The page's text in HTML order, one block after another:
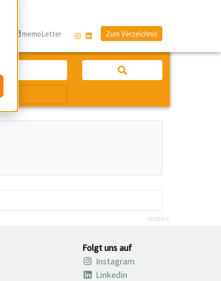
memoLetter Zum Verzeichnis
ANZEIGE
Folgt uns auf
Instagram
Linkedin